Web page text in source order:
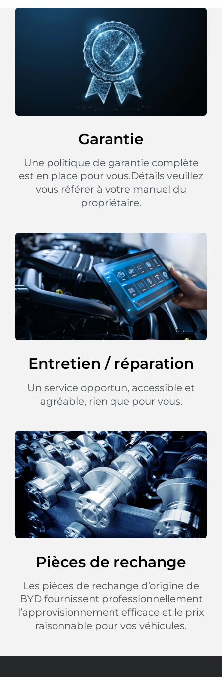
Garantie
Une politique de garantie complète
est en place pour vous.Détails veuillez
vous référer à votre manuel du
propriétaire.
Entretien / réparation
Un service opportun, accessible et
agréable, rien que pour vous.
Pièces de rechange
Les pièces de rechange d’origine de
BYD fournissent professionnellement
l’approvisionnement efficace et le prix
raisonnable pour vos véhicules.